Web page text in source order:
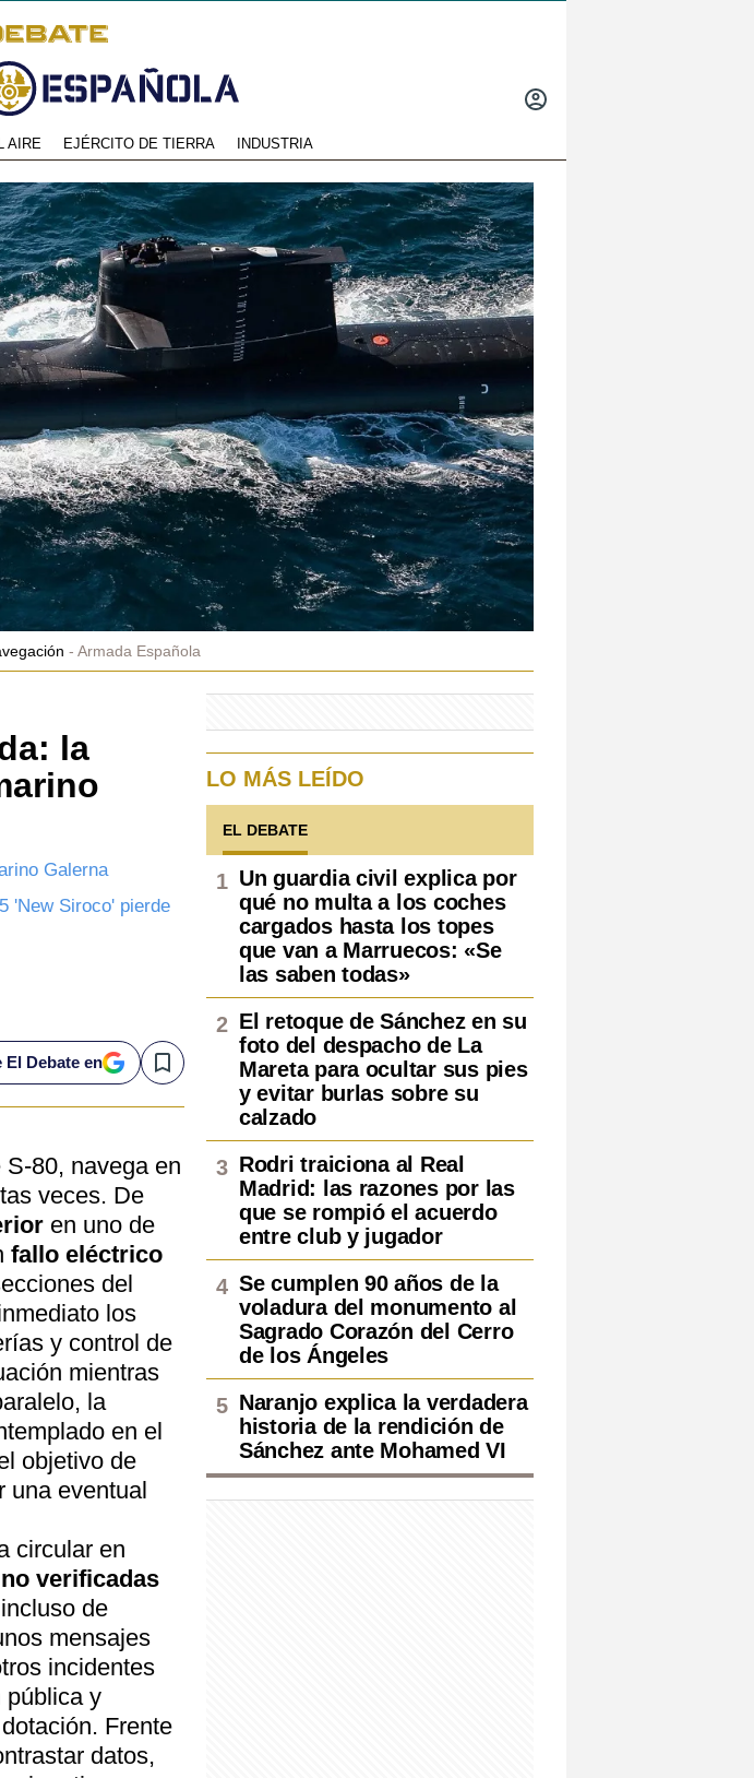
AIRE EJÉRCITO DE TIERRA INDUSTRIA
Armada Española
la
Galerna
'New Siroco' pierde
El Debate en Save
80, navega en
veces. De
en uno de
fallo eléctrico
del
los
y control de
mientras
la
en el
objetivo de
una eventual
circular en
verificadas
de
mensajes
incidentes
pública y
Frente
datos,
LO MÁS LEÍDO
EL DEBATE
Un guardia civil explica por
qué no multa a los coches
cargados hasta los topes
que van a Marruecos: «Se
las saben todas»
El retoque de Sánchez en su
foto del despacho de La
Mareta para ocultar sus pies
y evitar burlas sobre su
calzado
Rodri traiciona al Real
Madrid: las razones por las
que se rompió el acuerdo
entre club y jugador
Se cumplen 90 años de la
voladura del monumento al
Sagrado Corazón del Cerro
de los Ángeles
Naranjo explica la verdadera
historia de la rendición de
Sánchez ante Mohamed VI